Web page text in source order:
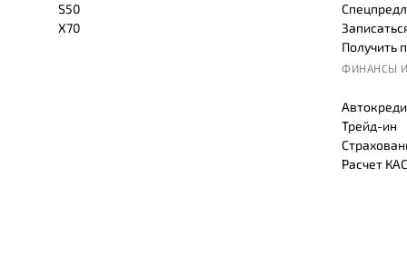
S50
X70
Получить
ФИНАНСЫ
Трейд-ин
Расчет